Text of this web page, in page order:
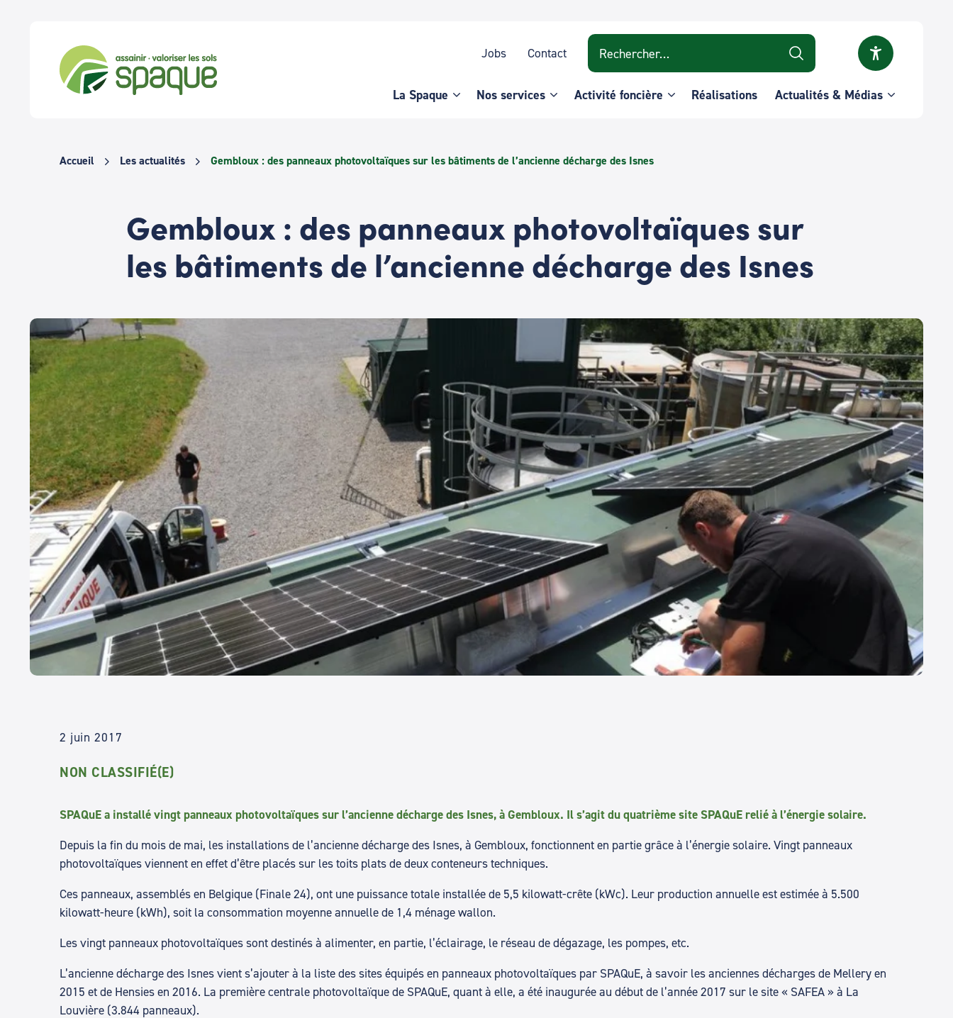
Jobs Contact
Rechercher :
La Spaque Nos services Activité foncière Réalisations Actualités & Médias
Accueil Les actualités Gembloux : des panneaux photovoltaïques sur les bâtiments de l’ancienne décharge des Isnes
Gembloux : des panneaux photovoltaïques sur
les bâtiments de l’ancienne décharge des Isnes
2 juin 2017
NON CLASSIFIÉ(E)
SPAQuE a installé vingt panneaux photovoltaïques sur l’ancienne décharge des Isnes, à Gembloux. Il s’agit du quatrième site SPAQuE relié à l’énergie solaire.
Depuis la fin du mois de mai, les installations de l’ancienne décharge des Isnes, à Gembloux, fonctionnent en partie grâce à l’énergie solaire. Vingt panneaux
photovoltaïques viennent en effet d’être placés sur les toits plats de deux conteneurs techniques.
Ces panneaux, assemblés en Belgique (Finale 24), ont une puissance totale installée de 5,5 kilowatt-crête (kWc). Leur production annuelle est estimée à 5.500
kilowatt-heure (kWh), soit la consommation moyenne annuelle de 1,4 ménage wallon.
Les vingt panneaux photovoltaïques sont destinés à alimenter, en partie, l’éclairage, le réseau de dégazage, les pompes, etc.
L’ancienne décharge des Isnes vient s’ajouter à la liste des sites équipés en panneaux photovoltaïques par SPAQuE, à savoir les anciennes décharges de Mellery en
2015 et de Hensies en 2016. La première centrale photovoltaïque de SPAQuE, quant à elle, a été inaugurée au début de l’année 2017 sur le site « SAFEA » à La
Louvière (3.844 panneaux).